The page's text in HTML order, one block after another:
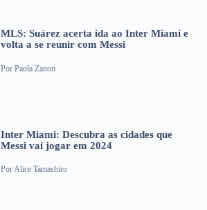
MLS: Suárez acerta ida ao Inter Miami e
volta a se reunir com Messi
Por Paola Zanon
Inter Miami: Descubra as cidades que
Messi vai jogar em 2024
PorAlice Tamashiro